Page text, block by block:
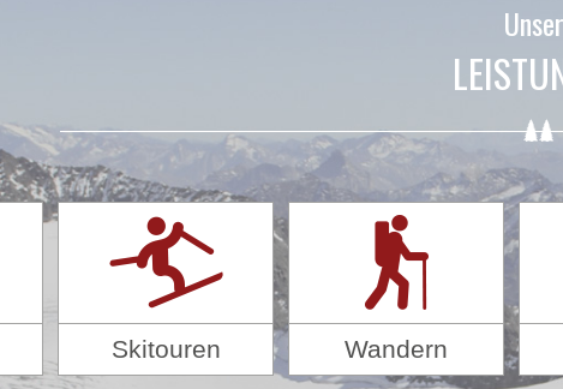
Skitouren Wandern